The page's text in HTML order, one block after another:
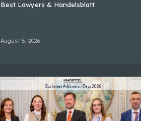
Best Lawyers & Handelsblatt
August 5, 2026